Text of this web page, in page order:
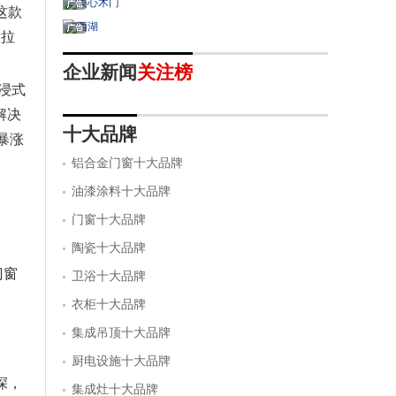
款
式
决
涨
窗
企业新闻关注榜
十大品牌
铝合金门窗十大品牌
油漆涂料十大品牌
门窗十大品牌
陶瓷十大品牌
卫浴十大品牌
衣柜十大品牌
集成吊顶十大品牌
厨电设施十大品牌
集成灶十大品牌